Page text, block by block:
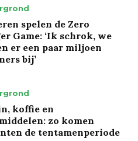
spelen de Zero
Game: ‘Ik schrok, we
er een paar miljoen
bij’
koffie en
zo komen
de tentamenperiode